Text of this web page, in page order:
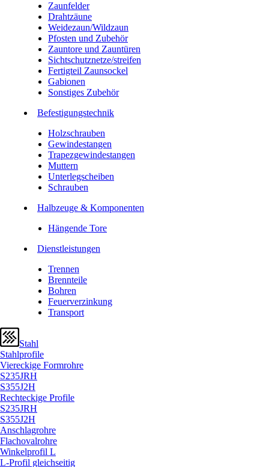
Zaunfelder
Drahtzäune
Weidezaun/Wildzaun
Pfosten und Zubehör
Zauntore und Zauntüren
Sichtschutznetze/streifen
Fertigteil Zaunsockel
Gabionen
Sonstiges Zubehör
Befesti­gungstechnik
Holzschrauben
Gewindestangen
Trapezgewindestangen
Muttern
Unterlegscheiben
Schrauben
Halbzeuge & Komponenten
Hängende Tore
Dienstleistungen
Trennen
Brennteile
Bohren
Feuerverzinkung
Transport
Stahl
Stahlprofile
Viereckige Formrohre
S235JRH
S355J2H
Rechteckige Profile
S235JRH
S355J2H
Anschlagrohre
Flachovalrohre
Winkelprofil L
L-Profil gleichseitig